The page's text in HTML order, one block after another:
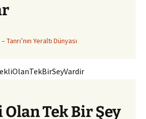
Yeraltı Dünyası
Tek Bir Şey